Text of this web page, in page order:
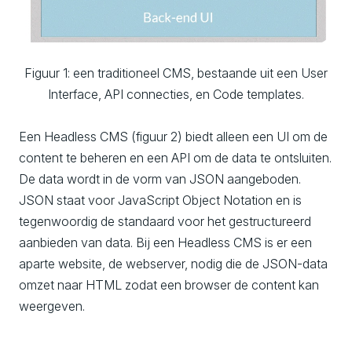
Figuur 1: een traditioneel CMS, bestaande uit een User
Interface, API connecties, en Code templates.
Een Headless CMS (figuur 2) biedt alleen een UI om de
content te beheren en een API om de data te ontsluiten.
De data wordt in de vorm van JSON aangeboden.
JSON staat voor JavaScript Object Notation en is
tegenwoordig de standaard voor het gestructureerd
aanbieden van data. Bij een Headless CMS is er een
aparte website, de webserver, nodig die de JSON-data
omzet naar HTML zodat een browser de content kan
weergeven.